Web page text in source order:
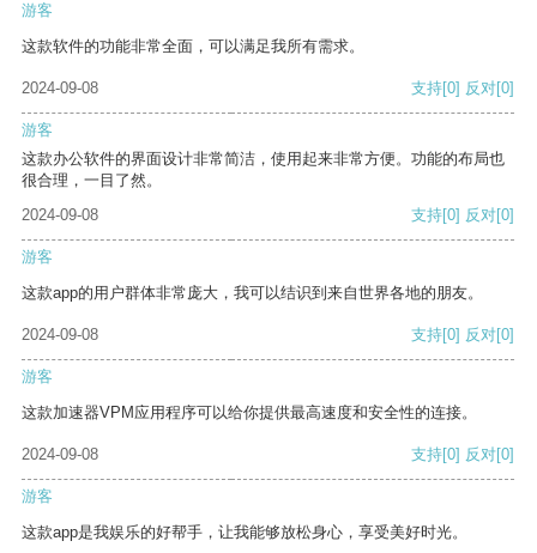
游客
这款软件的功能非常全面，可以满足我所有需求。
2024-09-08 支持[0] 反对[0]
游客
这款办公软件的界面设计非常简洁，使用起来非常方便。功能的布局也
很合理，一目了然。
2024-09-08
支持[0] 反对[0]
游客
这款app的用户群体非常庞大，我可以结识到来自世界各地的朋友。
2024-09-08 支持[0] 反对[0]
游客
这款加速器VPM应用程序可以给你提供最高速度和安全性的连接。
2024-09-08 支持[0] 反对[0]
游客
这款app是我娱乐的好帮手，让我能够放松身心，享受美好时光。